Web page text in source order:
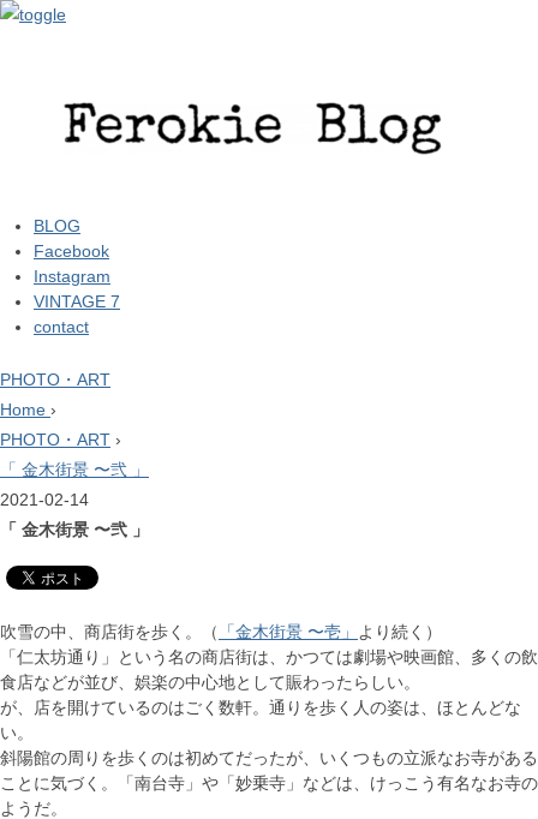
BLOG
Facebook
Instagram
VINTAGE 7
contact
PHOTO・ART
Home ›
PHOTO・ART ›
「 金木街景 〜弐 」
2021-02-14
「 金木街景 〜弐 」
吹雪の中、商店街を歩く。（ 「金木街景 〜壱」
より続く）
「仁太坊通り」という名の商店街は、かつては劇場や映画館、多くの飲
食店などが並び、娯楽の中心地として賑わったらしい。
が、店を開けているのはごく数軒。通りを歩く人の姿は、ほとんどな
い。
斜陽館の周りを歩くのは初めてだったが、いくつもの立派なお寺がある
ことに気づく。「南台寺」や「妙乗寺」などは、けっこう有名なお寺の
ようだ。